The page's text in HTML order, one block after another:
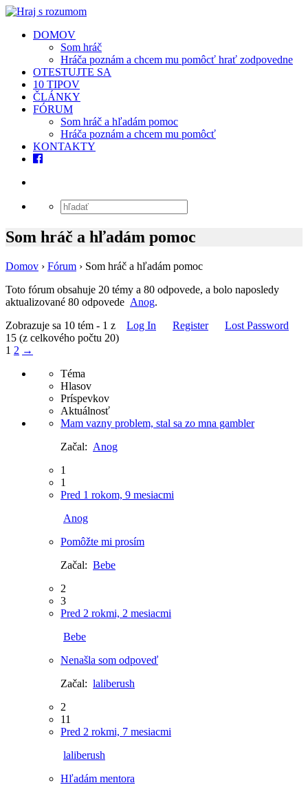
DOMOV
Som hráč
Hráča poznám a chcem mu pomôcť hrať zodpovedne
OTESTUJTE SA
10 TIPOV
ČLÁNKY
FÓRUM
Som hráč a hľadám pomoc
Hráča poznám a chcem mu pomôcť
KONTAKTY
Som hráč a hľadám pomoc
Domov › Fórum › Som hráč a hľadám pomoc
Toto fórum obsahuje 20 témy a 80 odpovede, a bolo naposledy
aktualizované 80 odpovede Anog.
Log In
Register Lost Password
Zobrazuje sa 10 tém - 1 z
15 (z celkového počtu 20)
1 2 →
Téma
Hlasov
Príspevkov
Aktuálnosť
Mam vazny problem, stal sa zo mna gambler
Začal: Anog
1
1
Pred 1 rokom, 9 mesiacmi
Anog
Pomôžte mi prosím
Začal: Bebe
2
3
Pred 2 rokmi, 2 mesiacmi
Bebe
Nenašla som odpoveď
Začal: laliberush
2
11
Pred 2 rokmi, 7 mesiacmi
laliberush
Hľadám mentora